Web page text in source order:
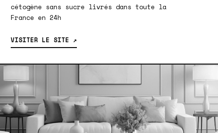
cétogène sans sucre livrés dans toute la
France en 24h
VISITER LE SITE ↗